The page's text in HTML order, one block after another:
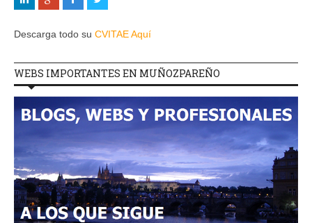
Descarga todo su CVITAE Aquí
WEBS IMPORTANTES EN MUÑOZPAREÑO